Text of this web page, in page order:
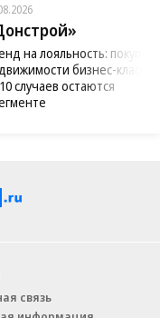
на лояльность:
бизнес-класса
случаев остаются
связь